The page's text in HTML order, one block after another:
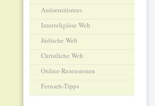
Antisemitismus
Interreligiöse Welt
Jüdische Welt
Christliche Welt
Online-Rezensionen
Fernseh-Tipps